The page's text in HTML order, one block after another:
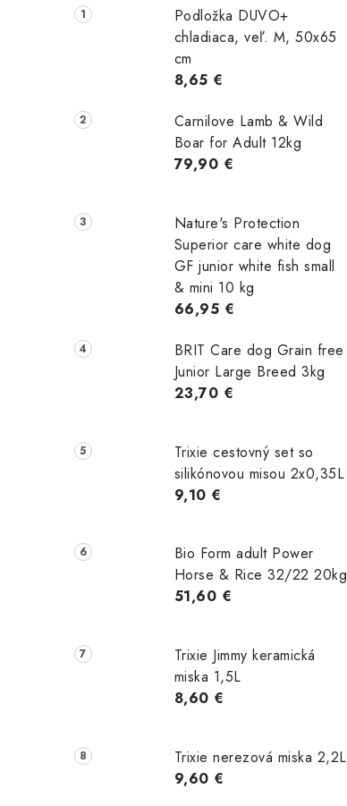
Podložka DUVO+
chladiaca, veľ. M, 50x65
cm
8,65 €
Carnilove Lamb & Wild
Boar for Adult 12kg
79,90 €
Nature's Protection
Superior care white dog
GF junior white fish small
& mini 10 kg
66,95 €
BRIT Care dog Grain free
Junior Large Breed 3kg
23,70 €
Trixie cestovný set so
silikónovou misou 2x0,35L
9,10 €
Bio Form adult Power
Horse & Rice 32/22 20kg
51,60 €
Trixie Jimmy keramická
miska 1,5L
8,60 €
Trixie nerezová miska 2,2L
9,60 €